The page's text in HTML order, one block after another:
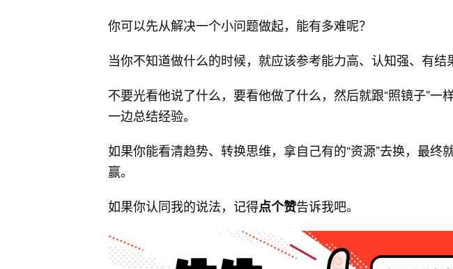
你可以先从解决一个小问题做起，能有多难呢？
当你不知道做什么的时候，就应该参考能力高、认知强、有结
不要光看他说了什么，要看他做了什么，然后就跟“照镜子”一
一边总结经验。
如果你能看清趋势、转换思维，拿自己有的“资源”去换，最终
赢。
如果你认同我的说法，记得点个赞告诉我吧。